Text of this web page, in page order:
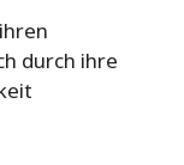
durch ihre